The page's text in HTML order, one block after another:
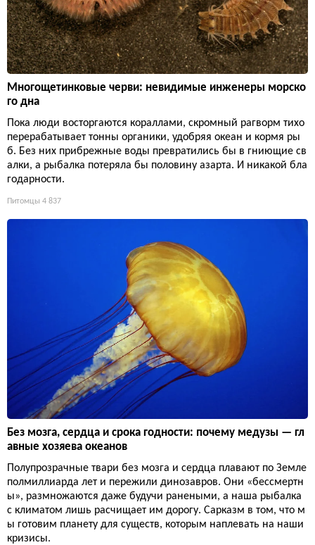
Многощетинковые черви: невидимые инженеры морско
го дна
Пока люди восторгаются кораллами, скромный рагворм тихо
перерабатывает тонны органики, удобряя океан и кормя ры
б. Без них прибрежные воды превратились бы в гниющие св
алки, а рыбалка потеряла бы половину азарта. И никакой бла
годарности.
Питомцы 4 837
Без мозга, сердца и срока годности: почему медузы — гл
авные хозяева океанов
Полупрозрачные твари без мозга и сердца плавают по Земле
полмиллиарда лет и пережили динозавров. Они «бессмертн
ы», размножаются даже будучи ранеными, а наша рыбалка
с климатом лишь расчищает им дорогу. Сарказм в том, что м
ы готовим планету для существ, которым наплевать на наши
кризисы.